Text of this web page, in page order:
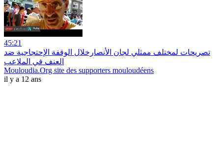
45:21
تصريحات لمختلف ممثلي لجان الأنصارخلال الوقفة الإحتجاجية ضد
العنف في الملاعب
Mouloudia.Org site des supporters mouloudéens
il y a 12 ans